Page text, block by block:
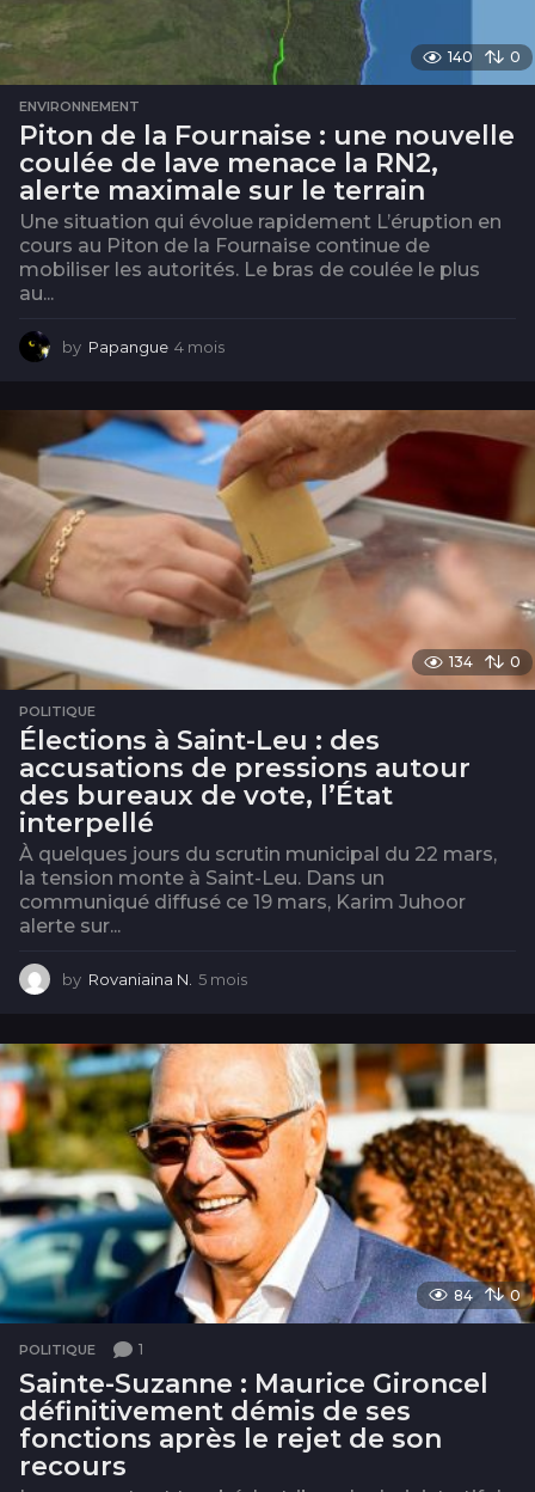
140 0
ENVIRONNEMENT
Piton de la Fournaise : une nouvelle
coulée de lave menace la RN2,
alerte maximale sur le terrain
Une situation qui évolue rapidement L’éruption en
cours au Piton de la Fournaise continue de
mobiliser les autorités. Le bras de coulée le plus
au...
by Papangue 4 mois
i
s
134 0
POLITIQUE
Élections à Saint-Leu : des
accusations de pressions autour
des bureaux de vote, l’État
interpellé
À quelques jours du scrutin municipal du 22 mars,
la tension monte à Saint-Leu. Dans un
communiqué diffusé ce 19 mars, Karim Juhoor
alerte sur...
by Rovaniaina N. 5 mois
i
84 0
POLITIQUE 1
Sainte-Suzanne : Maurice Gironcel
définitivement démis de ses
fonctions après le rejet de son
recours